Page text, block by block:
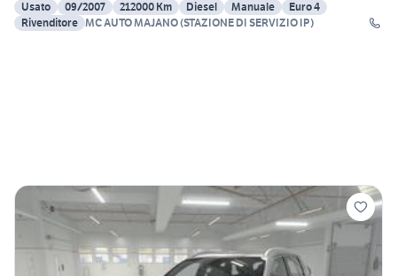
Usato 09/2007 212000 Km Diesel Manuale
Euro 4
Rivenditore MC AUTO MAJANO (STAZIONE DI SERVIZIO IP)